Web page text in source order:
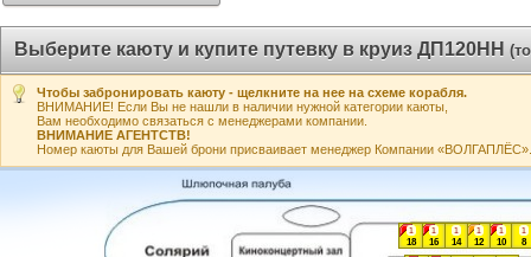
Выберите каюту и купите путевку в круиз ДП120НН
Чтобы забронировать каюту - щелкните на нее на схеме корабля.
ВНИМАНИЕ! Если Вы не нашли в наличии нужной категории каюты,
Вам необходимо связаться с менеджерами компании.
ВНИМАНИЕ АГЕНТСТВ!
Номер каюты для Вашей брони присваивает менеджер Компании «ВОЛГАПЛЁС».
1
10
1
12
1
14
1
16
1
18
1
8